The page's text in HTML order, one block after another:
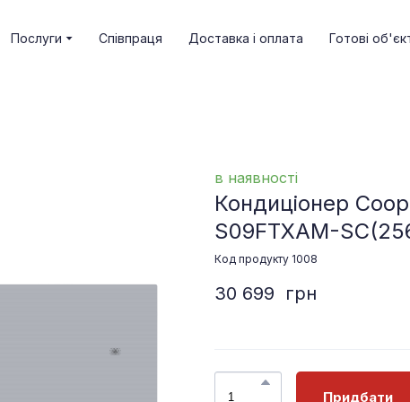
Послуги Співпраця Доставка і оплата Готові
в наявності
Кондиціонер
S09FTXAM-SC
Код продукту 1008
30 699  грн
Придбати